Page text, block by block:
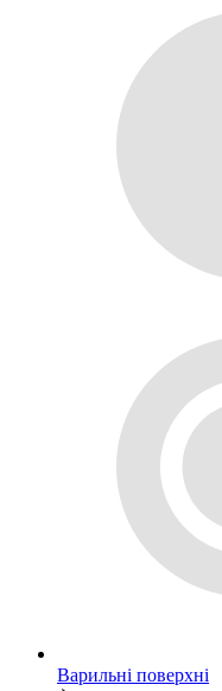
Варильні поверхні